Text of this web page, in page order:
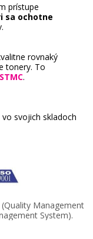
prístupe
sa ochotne
rovnaký
tonery. To
.
vo svojich skladoch
Management
System).